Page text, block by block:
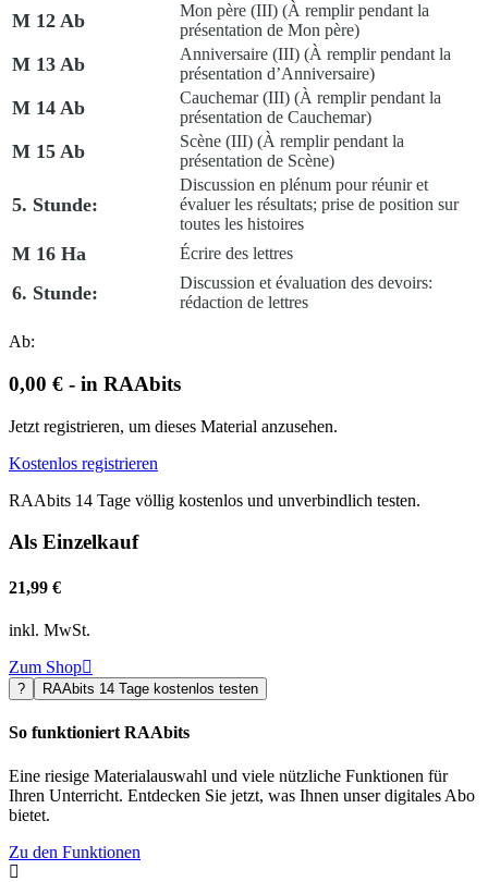
M 12 Ab Mon père (III) (À remplir pendant la
présentation de Mon père)
M 13 Ab Anniversaire (III) (À remplir pendant la
présentation d’Anniversaire)
M 14 Ab Cauchemar (III) (À remplir pendant la
présentation de Cauchemar)
M 15 Ab Scène (III) (À remplir pendant la
présentation de Scène)
5. Stunde:
Discussion en plénum pour réunir et
évaluer les résultats; prise de position sur
toutes les histoires
M 16 Ha Écrire des lettres
6. Stunde:
Discussion et évaluation des devoirs:
rédaction de lettres
Ab:
0,00 € - in RAAbits
Jetzt registrieren, um dieses Material anzusehen.
Kostenlos registrieren
RAAbits 14 Tage völlig kostenlos und unverbindlich testen.
Als Einzelkauf
21,99 €
inkl. MwSt.
Zum Shop
? RAAbits 14 Tage kostenlos testen
So funktioniert RAAbits
Eine riesige Materialauswahl und viele nützliche Funktionen für
Ihren Unterricht. Entdecken Sie jetzt, was Ihnen unser digitales Abo
bietet.
Zu den Funktionen
